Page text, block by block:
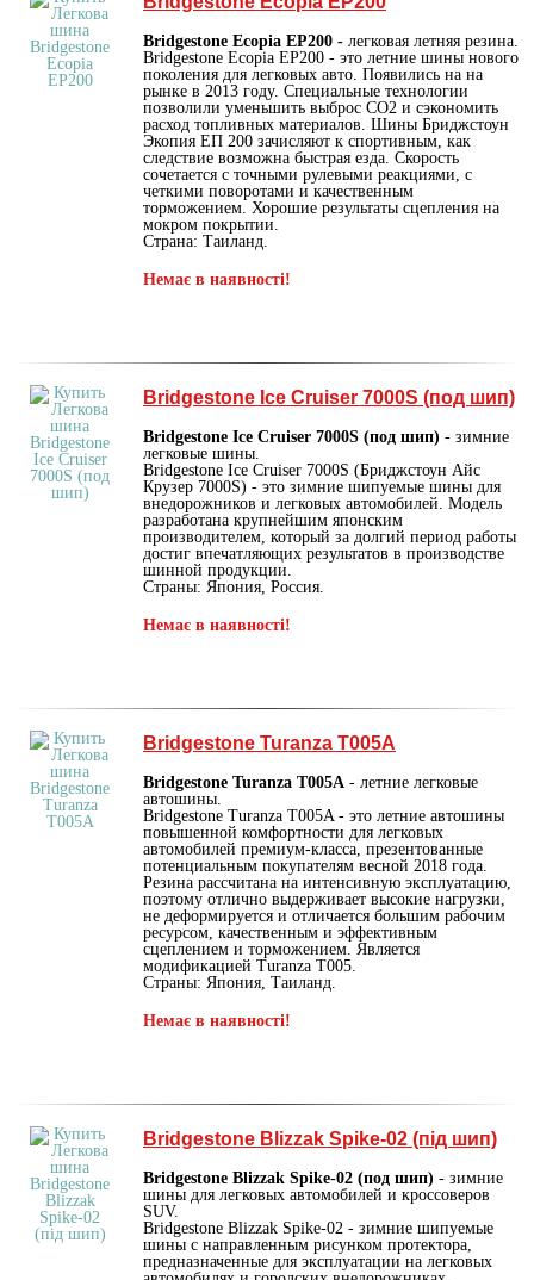
Bridgestone Ecopia EP200 - легковая летняя резина.
Bridgestone Ecopia EP200 - это летние шины нового
поколения для легковых авто. Появились на на
рынке в 2013 году. Специальные технологии
позволили уменьшить выброс СО2 и сэкономить
расход топливных материалов. Шины Бриджстоун
Экопия ЕП 200 зачисляют к спортивным, как
следствие возможна быстрая езда. Скорость
сочетается с точными рулевыми реакциями, с
четкими поворотами и качественным
торможением. Хорошие результаты сцепления на
мокром покрытии.
Страна: Таиланд.
Немає в наявності!
Bridgestone Ice Cruiser 7000S (под шип)
Bridgestone Ice Cruiser 7000S (под шип) - зимние
легковые шины.
Bridgestone Ice Cruiser 7000S (Бриджстоун Айс
Крузер 7000S) - это зимние шипуемые шины для
внедорожников и легковых автомобилей. Модель
разработана крупнейшим японским
производителем, который за долгий период работы
достиг впечатляющих результатов в производстве
шинной продукции.
Страны: Япония, Россия.
Немає в наявності!
Bridgestone Turanza T005A
Bridgestone Turanza T005A - летние легковые
автошины.
Bridgestone Turanza T005A - это летние автошины
повышенной комфортности для легковых
автомобилей премиум-класса, презентованные
потенциальным покупателям весной 2018 года.
Резина рассчитана на интенсивную эксплуатацию,
поэтому отлично выдерживает высокие нагрузки,
не деформируется и отличается большим рабочим
ресурсом, качественным и эффективным
сцеплением и торможением. Является
модификацией Turanza T005.
Страны: Япония, Таиланд.
Немає в наявності!
Bridgestone Blizzak Spike-02 (під шип)
Bridgestone Blizzak Spike-02 (под шип) - зимние
шины для легковых автомобилей и кроссоверов
SUV.
Bridgestone Blizzak Spike-02 - зимние шипуемые
шины с направленным рисунком протектора,
предназначенные для эксплуатации на легковых